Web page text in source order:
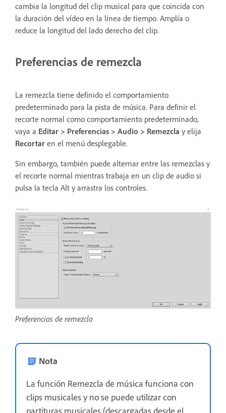
cambia la longitud del clip musical para que coincida con
la duración del vídeo en la línea de tiempo. Amplía o
reduce la longitud del lado derecho del clip.
Preferencias de remezcla
La remezcla tiene definido el comportamiento
predeterminado para la pista de música. Para definir el
recorte normal como comportamiento predeterminado,
vaya a Editar > Preferencias > Audio > Remezcla y elija
Recortar en el menú desplegable.
Sin embargo, también puede alternar entre las remezclas y
el recorte normal mientras trabaja en un clip de audio si
pulsa la tecla Alt y arrastra los controles.
Preferencias de remezcla
Nota
La función Remezcla de música funciona con
clips musicales y no se puede utilizar con
partituras musicales (descargadas desde el